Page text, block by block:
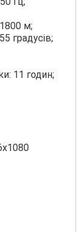
м;
градусів;
11 годин;